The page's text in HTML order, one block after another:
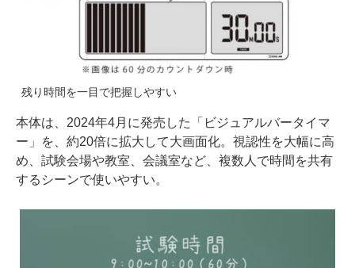
残り時間を一目で把握しやすい
本体は、2024年4月に発売した「ビジュアルバータイマ
ー」を、約20倍に拡大して大画面化。視認性を大幅に高
め、試験会場や教室、会議室など、複数人で時間を共有
するシーンで使いやすい。